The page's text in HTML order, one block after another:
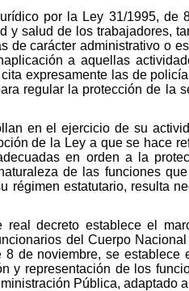
por la Ley 31/1995,
y salud de los trabajadores,
de carácter administrativo o
a aquellas
expresamente las de
regular la protección de la
en el ejercicio de su
de la Ley a que se hace
en orden a la
de las funciones
estatutario, resulta
real decreto establece el
del Cuerpo
de noviembre, se
y representación de los
Pública, adaptado